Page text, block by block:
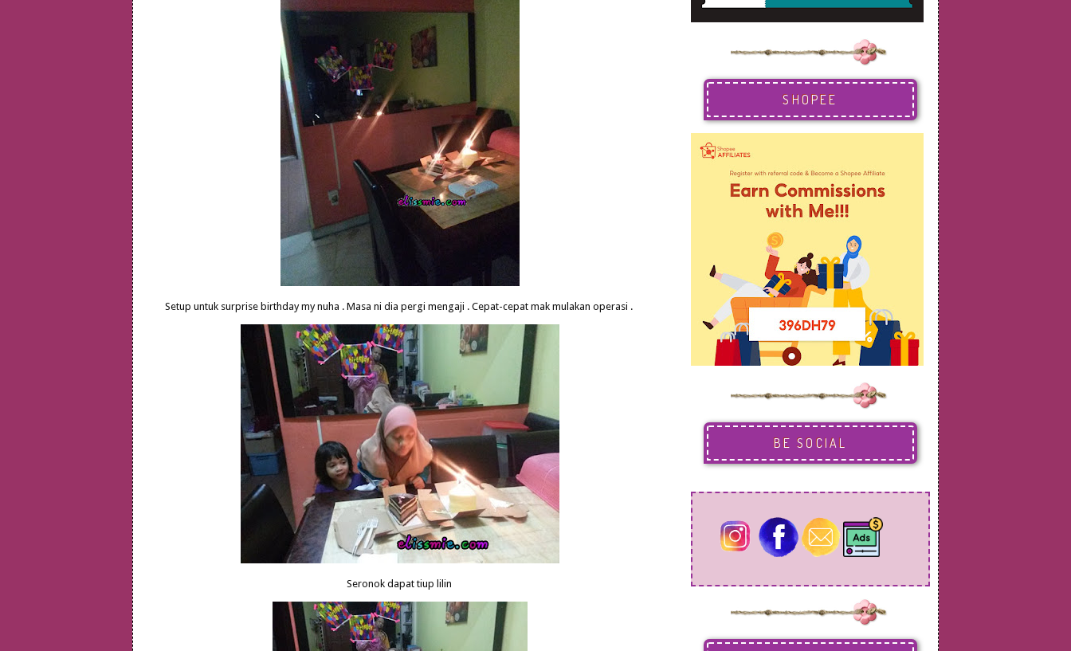
Setup untuk surprise birthday my nuha . Masa ni dia pergi mengaji . Cepat-cepat mak mulakan operasi .
Seronok dapat tiup lilin
SHOPEE
BE SOCIAL